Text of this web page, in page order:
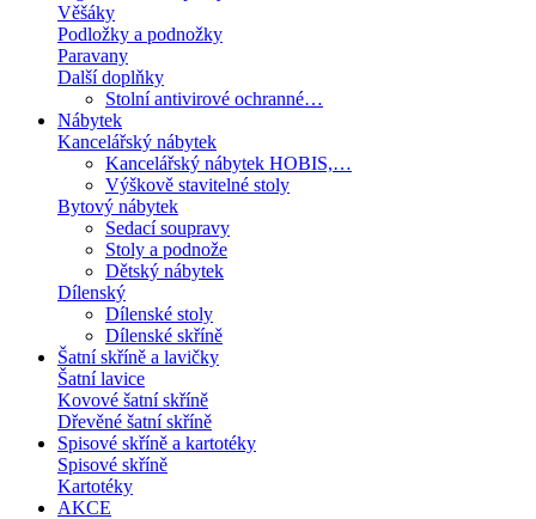
Věšáky
Podložky a podnožky
Paravany
Další doplňky
Stolní antivirové ochranné…
Nábytek
Kancelářský nábytek
Kancelářský nábytek HOBIS,…
Výškově stavitelné stoly
Bytový nábytek
Sedací soupravy
Stoly a podnože
Dětský nábytek
Dílenský
Dílenské stoly
Dílenské skříně
Šatní skříně a lavičky
Šatní lavice
Kovové šatní skříně
Dřevěné šatní skříně
Spisové skříně a kartotéky
Spisové skříně
Kartotéky
AKCE